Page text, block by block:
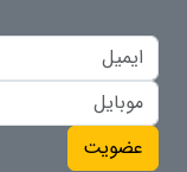
عضویت